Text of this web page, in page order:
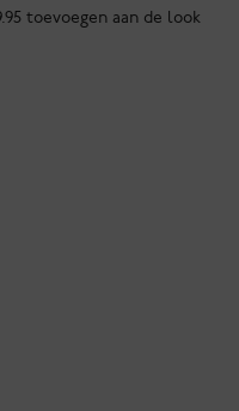
toevoegen aan de look